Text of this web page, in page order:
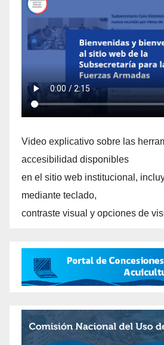
Video explicativo sobre las
accesibilidad disponibles
en el sitio web institucional,
mediante teclado,
contraste visual y opciones de